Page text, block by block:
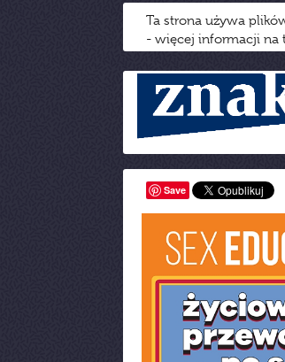
Ta strona używa
- więcej informacji na
Save